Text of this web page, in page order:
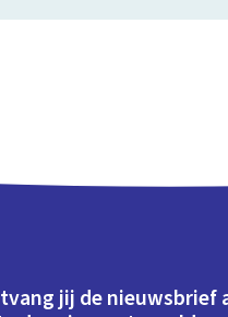
jij de nieuwsbrief